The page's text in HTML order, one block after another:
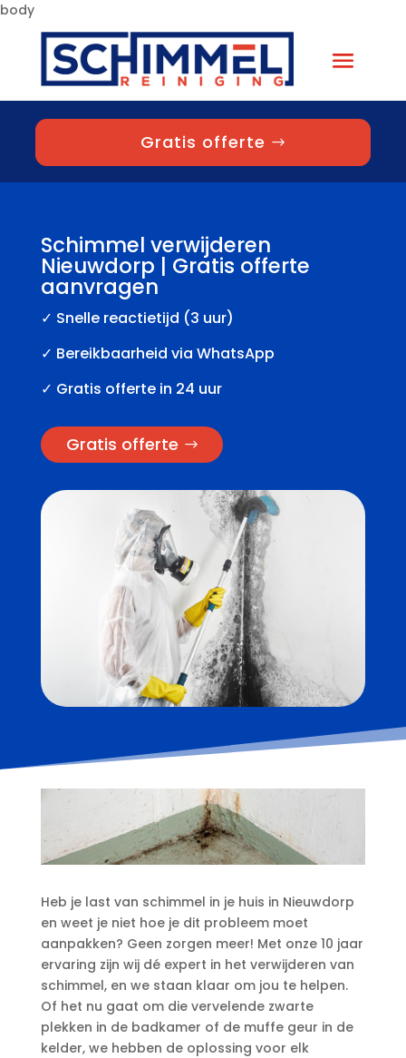
body
Gratis offerte
Schimmel verwijderen
Nieuwdorp | Gratis offerte
aanvragen
✓ Snelle reactietijd (3 uur)
✓ Bereikbaarheid via WhatsApp
✓ Gratis offerte in 24 uur
Gratis offerte
Heb je last van schimmel in je huis in Nieuwdorp
en weet je niet hoe je dit probleem moet
aanpakken? Geen zorgen meer! Met onze 10 jaar
ervaring zijn wij dé expert in het verwijderen van
schimmel, en we staan klaar om jou te helpen.​
Of het nu gaat om die vervelende zwarte
plekken in de badkamer of de muffe geur in de
kelder, we hebben de oplossing voor elk